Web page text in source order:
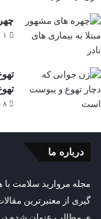
۱ خرداد, ۱۴۰۳
۸ شهریور, ۱۴۰۴
درباره ما
مجله مروارید سلامت
ی مطالب عنوان شده در